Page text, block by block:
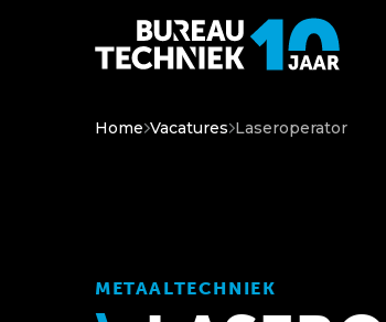
Home Vacatures Laseroperator
METAALTECHNIEK